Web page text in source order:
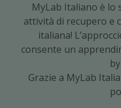
MyLab Italiano è
attività di recupero e
italiana!
consente un
Grazie a MyLab